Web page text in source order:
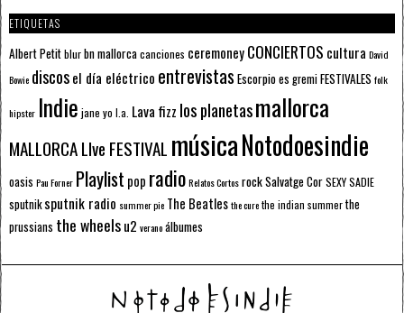
ETIQUETAS
Albert Petitblurbn mallorcacanciones ceremoneyCONCIERTOS cultura David
Bowie discosel día eléctrico entrevistas Escorpioes gremiFESTIVALES folk
hipster Indie jane yo l.a. Lava fizz los planetasmallorca
MALLORCA LIve FESTIVAL músicaNotodoesindie
oasis Pau Forner Playlist pop radioRelatos CortosrockSalvatge CorSEXY SADIE
sputnik sputnik radio summer pie The Beatlesthe curethe indian summerthe
prussians the wheelsu2 veranoálbumes